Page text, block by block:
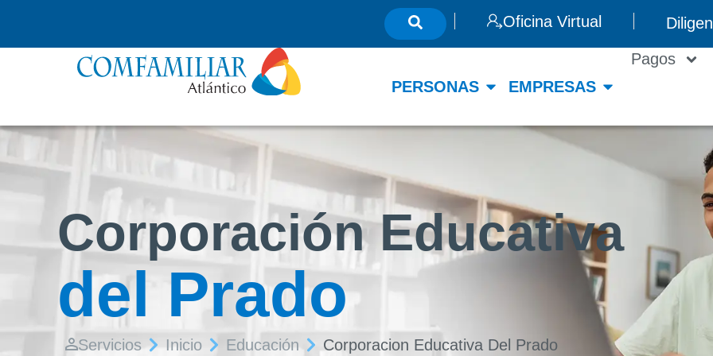
Oficina Virtual
PERSONAS EMPRESAS
Pagos
Corporación Educativa
del Prado
Servicios Inicio Educación Corporacion Educativa Del Prado